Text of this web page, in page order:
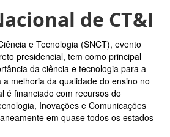
de CT&I
e Tecnologia (SNCT), evento
presidencial, tem como principal
da ciência e tecnologia para a
melhoria da qualidade do ensino no
é financiado com recursos do
Inovações e Comunicações
em quase todos os estados